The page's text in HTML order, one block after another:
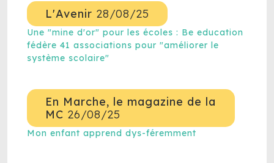
L'Avenir 28/08/25
Une "mine d'or" pour les écoles : Be education
fédère 41 associations pour "améliorer le
système scolaire"
En Marche, le magazine de la
MC 26/08/25
Mon enfant apprend dys-féremment